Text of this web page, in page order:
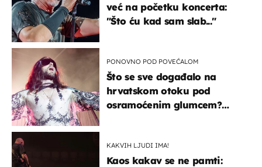
već na početku koncerta:
"Što ću kad sam slab..."
PONOVNO POD POVEĆALOM
Što se sve događalo na
hrvatskom otoku pod
osramoćenim glumcem?
KAKVIH LJUDI IMA!
Kaos kakav se ne pamti: